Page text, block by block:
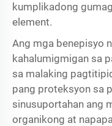
kumplikadong
element.
Ang mga benepisyo
kahalumigmigan sa
sa malaking
pang proteksyon sa
sinusuportahan ang
organikong at